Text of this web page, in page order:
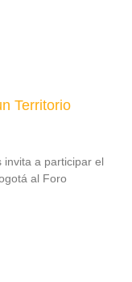
Territorio
invita a participar el
al Foro